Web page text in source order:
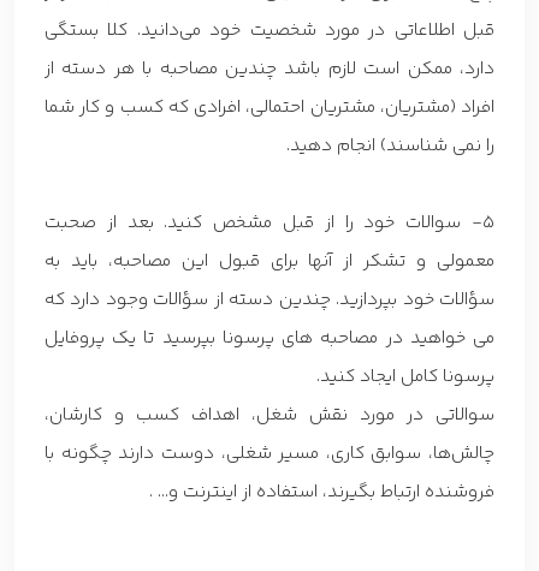
قبل اطلاعاتی در مورد شخصیت خود می‌دانید. کلا بستگی
دارد، ممکن است لازم باشد چندین مصاحبه با هر دسته از
افراد (مشتریان، مشتریان احتمالی، افرادی که کسب و کار شما
را نمی شناسند) انجام دهید.
5- سوالات خود را از قبل مشخص کنید. بعد از صحبت
معمولی و تشکر از آنها برای قبول این مصاحبه، باید به
سؤالات خود بپردازید. چندین دسته از سؤالات وجود دارد که
می خواهید در مصاحبه های پرسونا بپرسید تا یک پروفایل
پرسونا کامل ایجاد کنید.
سوالاتی در مورد نقش شغل، اهداف کسب و کارشان،
چالش‌ها، سوابق کاری، مسیر شغلی، دوست دارند چگونه با
فروشنده ارتباط بگیرند، استفاده از اینترنت و… .